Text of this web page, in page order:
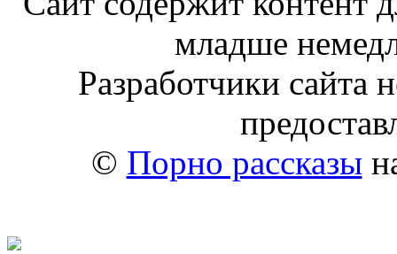
младше
Разработчики сайта
© Порно рассказы